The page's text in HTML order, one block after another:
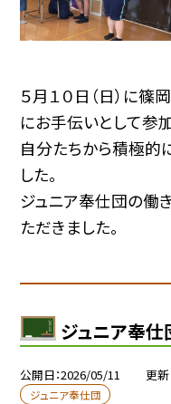
５月１０日（日）に
にお手伝いとして参
自分たちから積極的
した。
ジュニア奉仕団の働
ただきました。
ジュニア奉
公開日 2026/05/11 更
ジュニア奉仕団